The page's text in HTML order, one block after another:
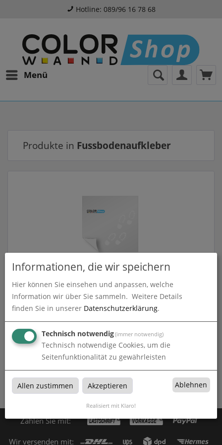
Hotline: 089/96 16 78 68
Menü
Produkte in Fussbodenaufkleber
zum Artikel
Fussbodenaufkleber
Fussbodenaufkleber bei Colorwand in München
Zahlen Sie mit:
Wir versenden mit:
Informationen, die wir speichern
Hier können Sie einsehen und anpassen, welche
Information wir über Sie sammeln. Weitere Details
finden Sie in unserer Datenschutzerklärung.
Technisch notwendig(immer notwendig)
Technisch notwendige Cookies, um die
Seitenfunktionalität zu gewährleisten
Allen zustimmen Akzeptieren Ablehnen
Realisiert mit Klaro!